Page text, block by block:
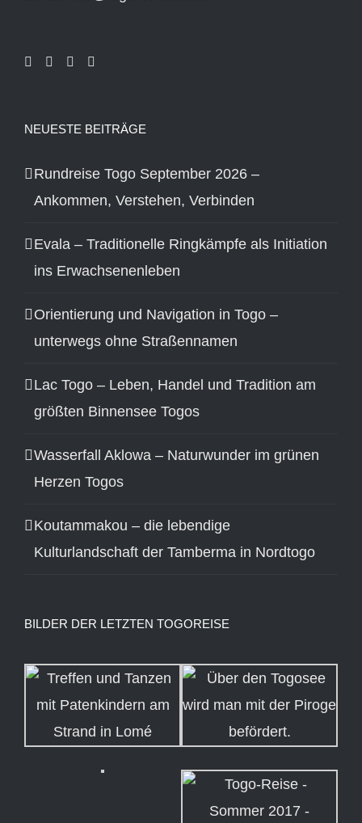
NEUESTE BEITRÄGE
Rundreise Togo September 2026 –
Ankommen, Verstehen, Verbinden
Evala – Traditionelle Ringkämpfe als Initiation
ins Erwachsenenleben
Orientierung und Navigation in Togo –
unterwegs ohne Straßennamen
Lac Togo – Leben, Handel und Tradition am
größten Binnensee Togos
Wasserfall Aklowa – Naturwunder im grünen
Herzen Togos
Koutammakou – die lebendige
Kulturlandschaft der Tamberma in Nordtogo
BILDER DER LETZTEN TOGOREISE